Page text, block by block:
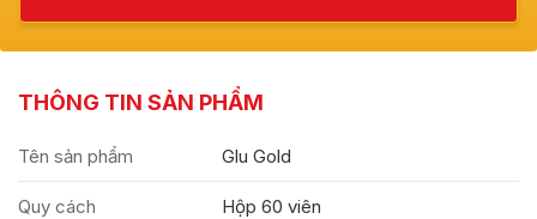
THÔNG TIN SẢN PHẨM
Tên sản phẩm Glu Gold
Quy cách Hộp 60 viên